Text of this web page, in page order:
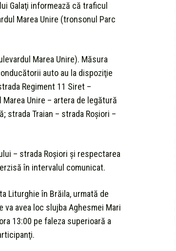
Galaţi informează că traficul
Marea Unire (tronsonul Parc
Marea Unire). Măsura
auto au la dispoziţie
Regiment 11 Siret –
Unire – artera de legătură
strada Traian – strada Roşiori –
– strada Roşiori şi respectarea
în intervalul comunicat.
Liturghie în Brăila, urmată de
va avea loc slujba Aghesmei Mari
13:00 pe faleza superioară a